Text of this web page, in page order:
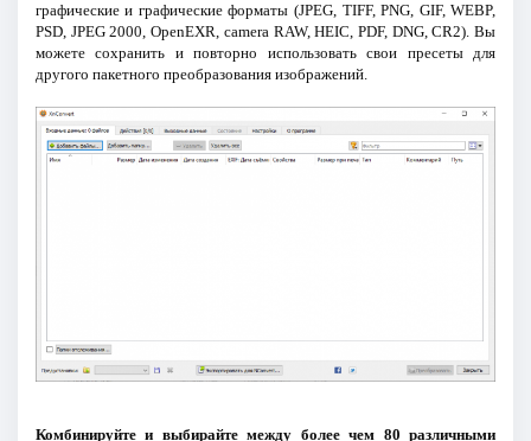
графические и графические форматы (JPEG, TIFF, PNG, GIF, WEBP,
PSD, JPEG 2000, OpenEXR, camera RAW, HEIC, PDF, DNG, CR2). Вы
можете сохранить и повторно использовать свои пресеты для
другого пакетного преобразования изображений.
Комбинируйте и выбирайте между более чем 80 различными